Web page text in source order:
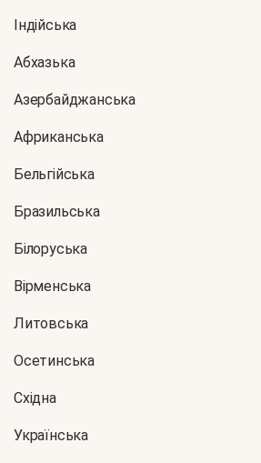
Індійська
Абхазька
Азербайджанська
Африканська
Бельгійська
Бразильська
Білоруська
Вірменська
Литовська
Осетинська
Східна
Українська